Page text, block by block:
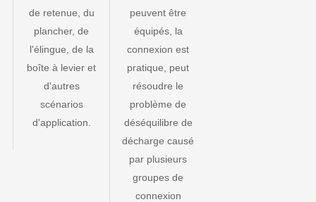
de retenue, du
plancher, de
l'élingue, de la
boîte à levier et
d'autres
scénarios
d'application.
peuvent être
équipés, la
connexion est
pratique, peut
résoudre le
problème de
déséquilibre de
décharge causé
par plusieurs
groupes de
connexion